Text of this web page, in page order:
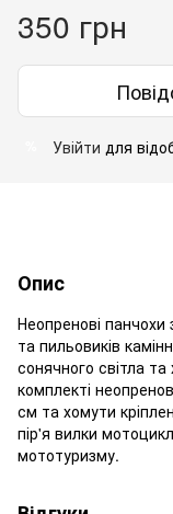
350 грн
Увійти для
Опис
Неопренові
та пильовиків
сонячного світла
комплекті
см та хомути
пір'я вилки
мототуризму.